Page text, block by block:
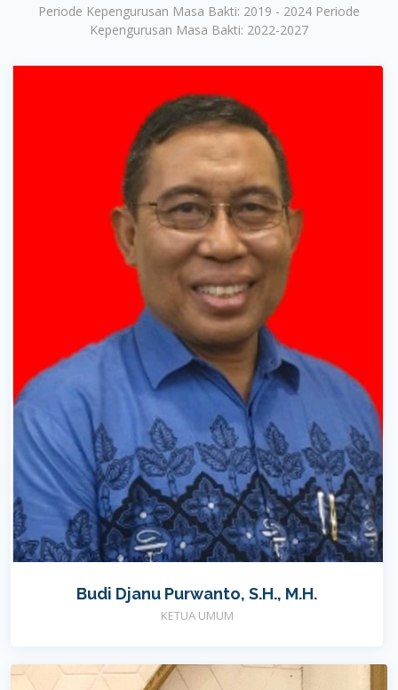
Periode Kepengurusan Masa Bakti: 2019 - 2024 Periode
Kepengurusan Masa Bakti: 2022-2027
Budi Djanu Purwanto, S.H., M.H.
KETUA UMUM